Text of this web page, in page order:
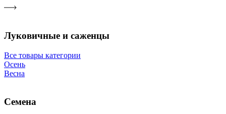
Луковичные и саженцы
Все товары категории
Осень
Весна
Семена